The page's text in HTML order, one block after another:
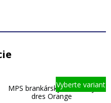
MPS brankársky florbalový
dres Orange
Vyberte variant